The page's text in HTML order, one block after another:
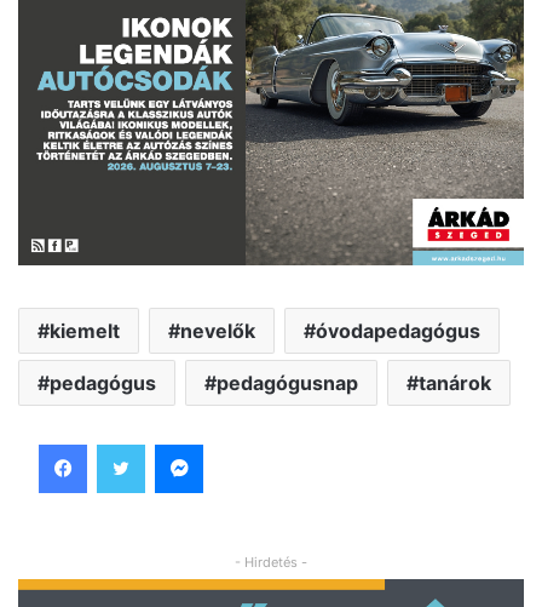
kiemelt nevelők óvodapedagógus
pedagógus pedagógusnap tanárok
- Hirdetés -